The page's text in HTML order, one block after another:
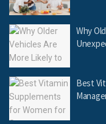
Why
Best